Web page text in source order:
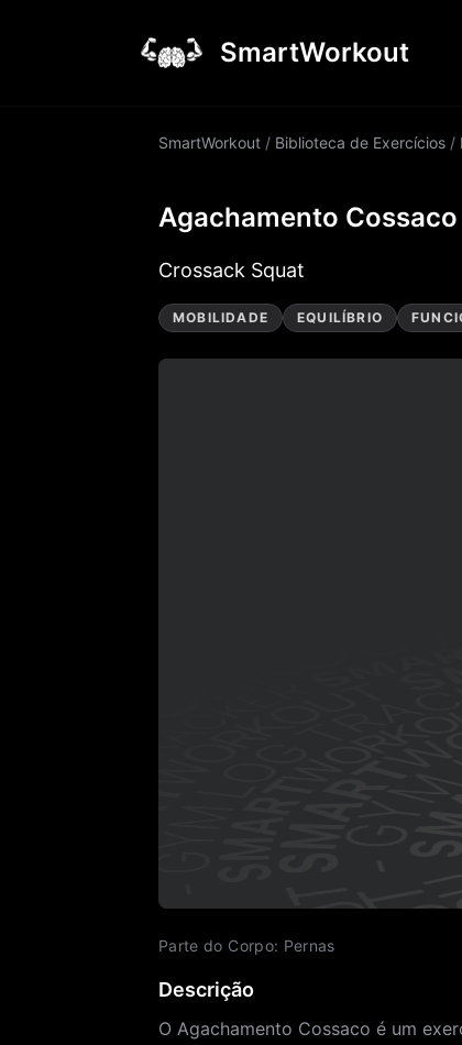
SmartWorkout
SmartWorkout / Biblioteca de Exercícios /
Agachamento Cossaco
Crossack Squat
MOBILIDADE EQUILÍBRIO
Parte do Corpo: Pernas
Descrição
O Agachamento Cossaco é um